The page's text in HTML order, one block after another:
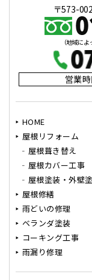
〒573-
（地域に
営業
HOME
屋根リフォーム
屋根葺き替え
屋根カバー工事
屋根塗装・外壁
屋根修繕
雨どいの修理
ベランダ塗装
コーキング工事
雨漏り修理